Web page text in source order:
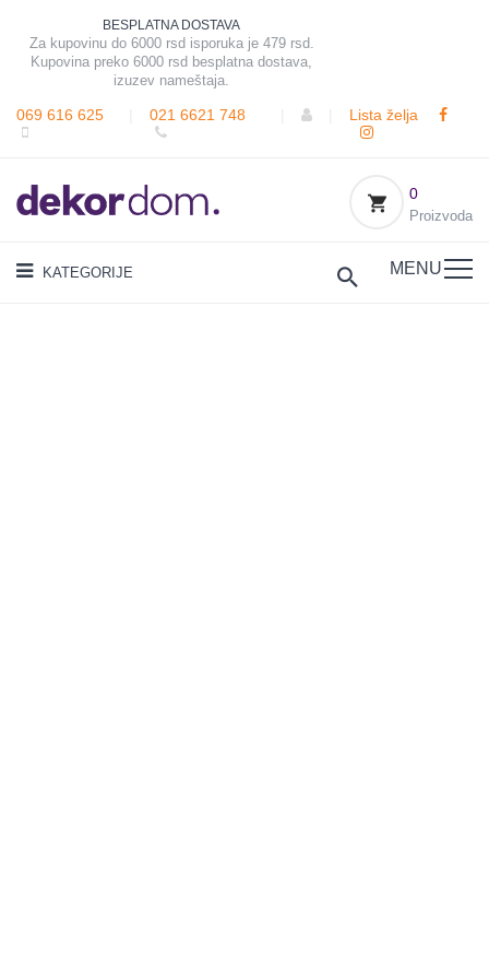
BESPLATNA DOSTAVA
Za kupovinu do 6000 rsd isporuka je 479 rsd.
Kupovina preko 6000 rsd besplatna dostava,
izuzev nameštaja.
069 616 625 021 6621 748 Lista želja
0
Proizvoda
KATEGORIJE MENU